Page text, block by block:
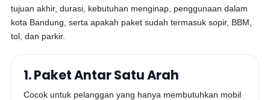
tujuan akhir, durasi, kebutuhan menginap, penggunaan dalam
kota Bandung, serta apakah paket sudah termasuk sopir, BBM,
tol, dan parkir.
1. Paket Antar Satu Arah
Cocok untuk pelanggan yang hanya membutuhkan mobil